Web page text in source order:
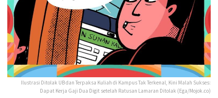
Ilustrasi Ditolak UB dan Terpaksa Kuliah di Kampus Tak Terkenal, Kini Malah Sukses:
Dapat Kerja Gaji Dua Digit setelah Ratusan Lamaran Ditolak (Ega/Mojok.co)